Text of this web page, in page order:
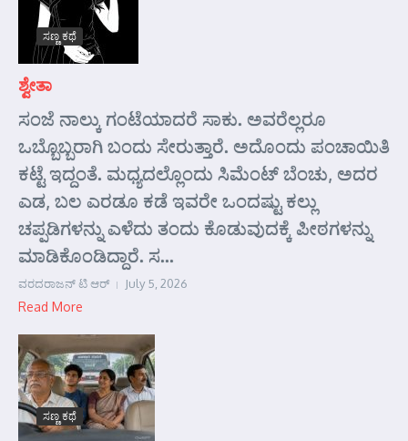
ಸಣ್ಣ ಕಥೆ
ಶ್ವೇತಾ
ಸಂಜೆ ನಾಲ್ಕು ಗಂಟೆಯಾದರೆ ಸಾಕು. ಅವರೆಲ್ಲರೂ
ಒಬ್ಬೊಬ್ಬರಾಗಿ ಬಂದು ಸೇರುತ್ತಾರೆ. ಅದೊಂದು ಪಂಚಾಯಿತಿ
ಕಟ್ಟೆ ಇದ್ದಂತೆ. ಮಧ್ಯದಲ್ಲೊಂದು ಸಿಮೆಂಟ್ ಬೆಂಚು, ಅದರ
ಎಡ, ಬಲ ಎರಡೂ ಕಡೆ ಇವರೇ ಒಂದಷ್ಟು ಕಲ್ಲು
ಚಪ್ಪಡಿಗಳನ್ನು ಎಳೆದು ತಂದು ಕೊಡುವುದಕ್ಕೆ ಪೀಠಗಳನ್ನು
ಮಾಡಿಕೊಂಡಿದ್ದಾರೆ. ಸ...
ವರದರಾಜನ್ ಟಿ ಆರ್ July 5, 2026
Read More
ಸಣ್ಣ ಕಥೆ